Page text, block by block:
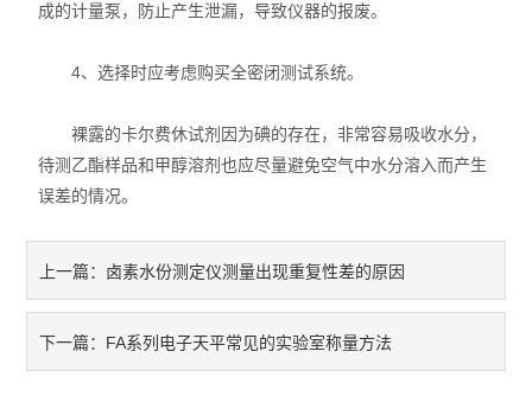
成的计量泵，防止产生泄漏，导致仪器的报废。
4、选择时应考虑购买全密闭测试系统。
裸露的卡尔费休试剂因为碘的存在，非常容易吸收水分，
待测乙酯样品和甲醇溶剂也应尽量避免空气中水分溶入而产生
误差的情况。
上一篇： 卤素水份测定仪测量出现重复性差的原因
下一篇： FA系列电子天平常见的实验室称量方法